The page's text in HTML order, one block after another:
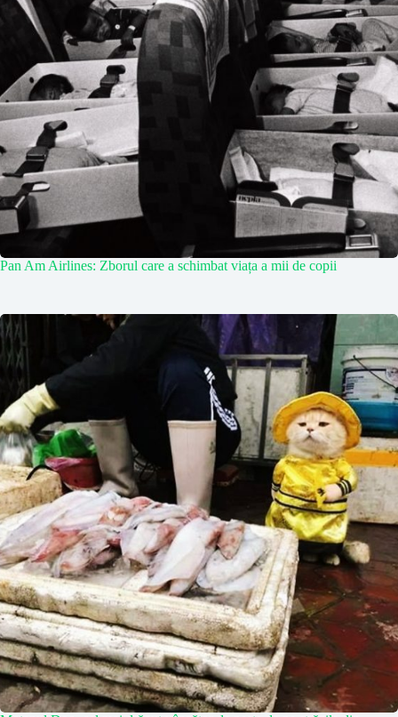
Pan Am Airlines: Zborul care a schimbat viața a mii de copii